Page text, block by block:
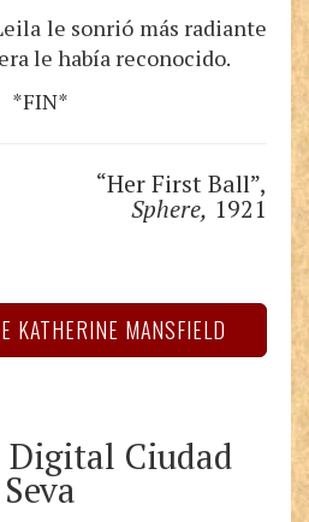
le sonrió más radiante
le había reconocido.
*FIN*
“Her First Ball”,
Sphere, 1921
KATHERINE MANSFIELD
Ciudad
Seva